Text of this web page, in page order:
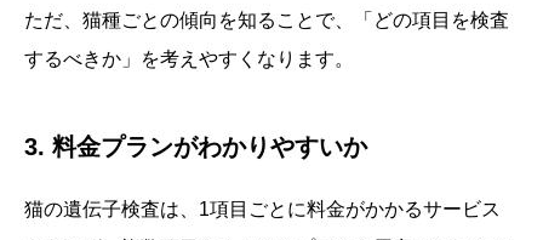
ただ、猫種ごとの傾向を知ることで、「どの項目を検査
するべきか」を考えやすくなります。
3. 料金プランがわかりやすいか
猫の遺伝子検査は、1項目ごとに料金がかかるサービス